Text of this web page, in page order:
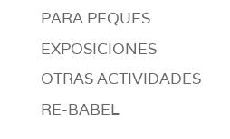
PARA PEQUES
EXPOSICIONES
OTRAS ACTIVIDADES
RE-BABEL